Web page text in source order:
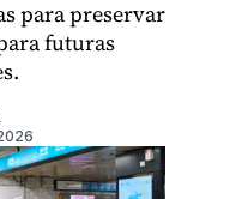
para preservar
futuras